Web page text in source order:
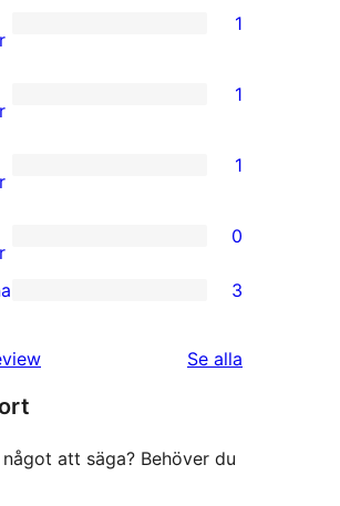
1
1
1
0
3
Se alla
att säga? Behöver du